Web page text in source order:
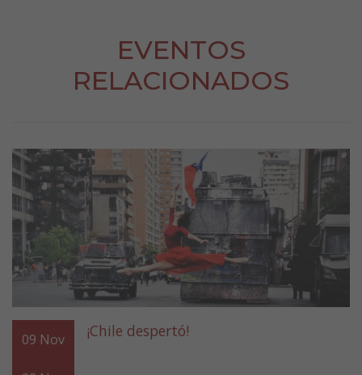
EVENTOS
RELACIONADOS
09 Nov ¡Chile despertó!